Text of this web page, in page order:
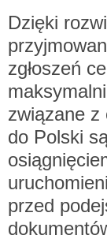
Dzięki
zgłoszeń
związane z
do Polski
przed